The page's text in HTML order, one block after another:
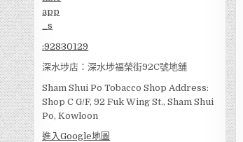
:92830129
深水埗店：深水埗福榮街92C號地舖
Sham Shui Po Tobacco Shop Address:
Shop C G/F, 92 Fuk Wing St., Sham Shui
Po, Kowloon
進入Google地圖